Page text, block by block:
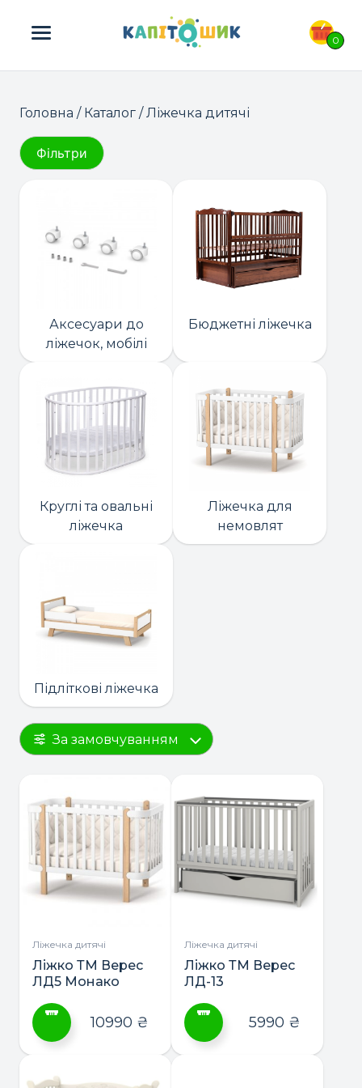
0
ПОШУК ТОВАРІВ:
Головна / Каталог / Ліжечка дитячі
Фільтри
Аксесуари до
ліжечок, мобілі
Бюджетні ліжечка
Круглі та овальні
ліжечка
Ліжечка для
немовлят
Підліткові ліжечка
За замовчуванням
Ліжечка дитячі
Ліжко ТМ Верес
ЛД5 Монако
10990 ₴
Ліжечка дитячі
Ліжко ТМ Верес
ЛД-13
5990 ₴